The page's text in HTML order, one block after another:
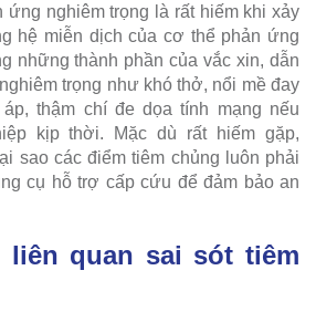
ứng nghiêm trọng là rất hiếm khi xảy
hệ miễn dịch của cơ thể phản ứng
những thành phần của vắc xin, dẫn
trọng như khó thở, nổi mề đay
thậm chí đe dọa tính mạng nếu
kịp thời. Mặc dù rất hiếm gặp,
sao các điểm tiêm chủng luôn phải
cụ hỗ trợ cấp cứu để đảm bảo an
liên quan sai sót tiêm